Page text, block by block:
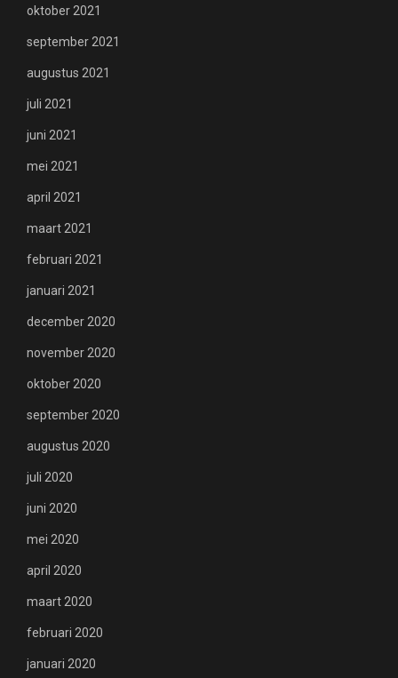
oktober 2021
september 2021
augustus 2021
juli 2021
juni 2021
mei 2021
april 2021
maart 2021
februari 2021
januari 2021
december 2020
november 2020
oktober 2020
september 2020
augustus 2020
juli 2020
juni 2020
mei 2020
april 2020
maart 2020
februari 2020
januari 2020